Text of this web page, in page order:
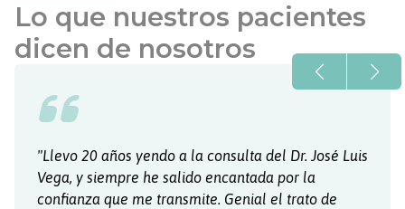
Lo que nuestros pacientes
dicen de nosotros
Luis
"Muy buena experiencia. El trato de Begoña,
Manuel y Jose Luis impecable. En 11 meses
corregido la dentadura como se ve en las